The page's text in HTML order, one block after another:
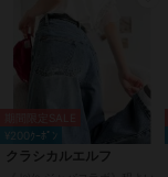
¥200ｸｰﾎﾟﾝ
クラシカルエルフ